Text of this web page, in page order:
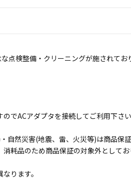
点検整備・クリーニングが施されてお
でACアダプタを接続してご利用下さい
然災害(地震、雷、火災等)は商品保証
耗品のため商品保証の対象外として
ります。